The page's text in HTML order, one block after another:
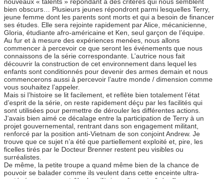
nouveaux « talents » répondant à des critères qui nous semblent
bien obscurs… Plusieurs jeunes répondront parmi lesquelles Terry,
jeune femme dont les parents sont morts et qui a besoin de financer
ses études. Elle sera rejointe rapidement par Alice, mécanicienne,
Gloria, étudiante afro-américaine et Ken, seul garçon de l’équipe.
Au fur et à mesure des expériences menées, nous allons
commencer à percevoir ce que seront les événements que nous
connaissons de la série correspondante. L’autrice nous fait
découvrir la construction de cet environnement dans lequel les
enfants sont conditionnés pour devenir des armes demain et nous
commencerons aussi à percevoir l’autre monde / dimension comme
vous souhaitez l’appeler.
Mais si l’histoire se lit facilement, et reflète bien totalement l’état
d’esprit de la série, on reste rapidement déçu par les facilités qui
sont utilisées pour permettre de dérouler les différentes actions.
J’avais bien aimé ce décalage entre la participation de Terry à un
projet gouvernemental, rentrant dans son engagement militant,
renforcé par la position anti-Vietnam de son conjoint Andrew. Je
trouve que ce sujet n’a été que partiellement exploité et, pire, les
ficelles tirés par le Docteur Brenner restent peu visibles ou
surréalistes.
De même, la petite troupe a quand même bien de la chance de
pouvoir se balader comme ils veulent dans cette enceinte ultra-